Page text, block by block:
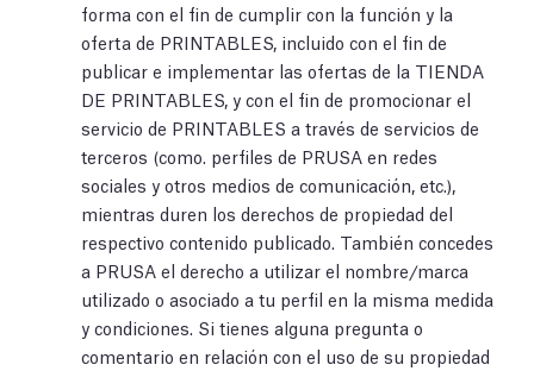
forma con el fin de cumplir con la función y la
oferta de PRINTABLES, incluido con el fin de
publicar e implementar las ofertas de la TIENDA
DE PRINTABLES, y con el fin de promocionar el
servicio de PRINTABLES a través de servicios de
terceros (como. perfiles de PRUSA en redes
sociales y otros medios de comunicación, etc.),
mientras duren los derechos de propiedad del
respectivo contenido publicado. También concedes
a PRUSA el derecho a utilizar el nombre/marca
utilizado o asociado a tu perfil en la misma medida
y condiciones. Si tienes alguna pregunta o
comentario en relación con el uso de su propiedad